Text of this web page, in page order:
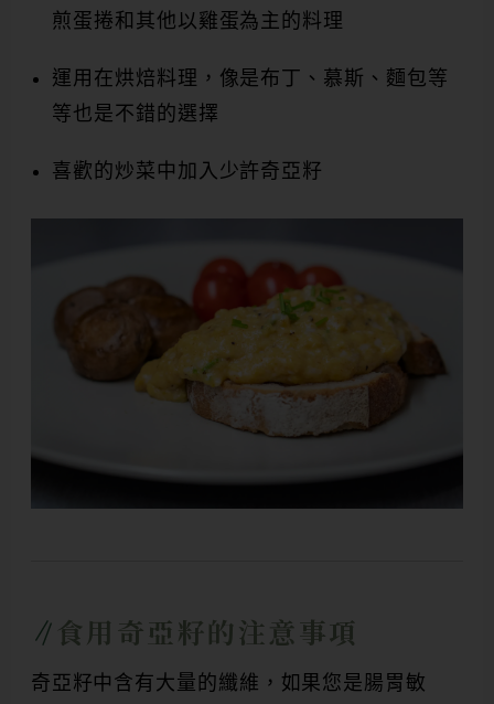
煎蛋捲和其他以雞蛋為主的料理
運用在烘焙料理，像是布丁、慕斯、麵包等
等也是不錯的選擇
喜歡的炒菜中加入少許奇亞籽
食用奇亞籽的注意事項
奇亞籽中含有大量的纖維，如果您是腸胃敏